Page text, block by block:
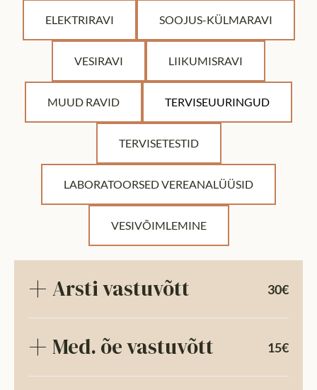
ELEKTRIRAVI SOOJUS-KÜLMARAVI
VESIRAVI LIIKUMISRAVI
MUUD RAVID TERVISEUURINGUD
TERVISETESTID
LABORATOORSED VEREANALÜÜSID
VESIVÕIMLEMINE
Arsti vastuvõtt 30€
Med. õe vastuvõtt 15€